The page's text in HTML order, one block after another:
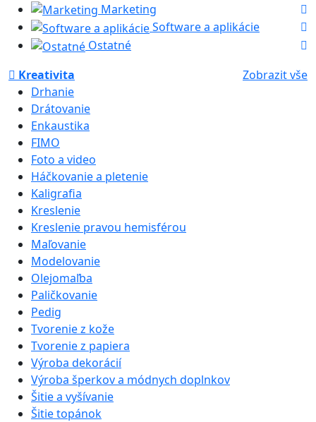
Marketing
Software a aplikácie
Ostatné
Kreativita
Zobrazit vše
Drhanie
Drátovanie
Enkaustika
FIMO
Foto a video
Háčkovanie a pletenie
Kaligrafia
Kreslenie
Kreslenie pravou hemisférou
Maľovanie
Modelovanie
Olejomaľba
Paličkovanie
Pedig
Tvorenie z kože
Tvorenie z papiera
Výroba dekorácií
Výroba šperkov a módnych doplnkov
Šitie a vyšívanie
Šitie topánok